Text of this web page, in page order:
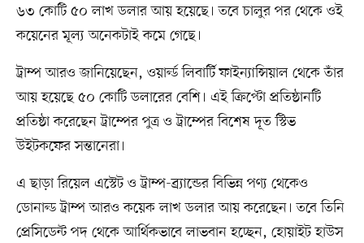
৬৩ কোটি ৫০ লাখ ডলার আয় হয়েছে। তবে চালুর পর থেকে ওই
কয়েনের মূল্য অনেকটাই কমে গেছে।
ট্রাম্প আরও জানিয়েছেন, ওয়ার্ল্ড লিবার্টি ফাইন্যান্সিয়াল থেকে তাঁর
আয় হয়েছে ৫০ কোটি ডলারের বেশি। এই ক্রিপ্টো প্রতিষ্ঠানটি
প্রতিষ্ঠা করেছেন ট্রাম্পের পুত্র ও ট্রাম্পের বিশেষ দূত স্টিভ
উইটকফের সন্তানেরা।
এ ছাড়া রিয়েল এস্টেট ও ট্রাম্প-ব্র্যান্ডের বিভিন্ন পণ্য থেকেও
ডোনাল্ড ট্রাম্প আরও কয়েক লাখ ডলার আয় করেছেন। তবে তিনি
প্রেসিডেন্ট পদ থেকে আর্থিকভাবে লাভবান হচ্ছেন, হোয়াইট হাউস